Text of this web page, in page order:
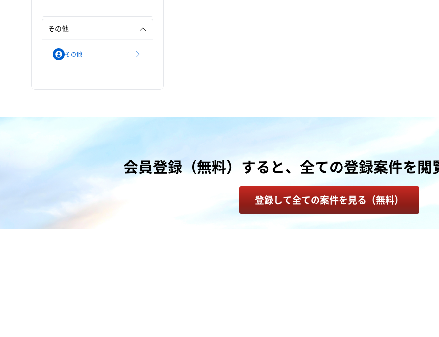
その他
その他
会員登録（無料）すると、 全ての登録案件を 閲
登録して全ての案件を見る（無料）